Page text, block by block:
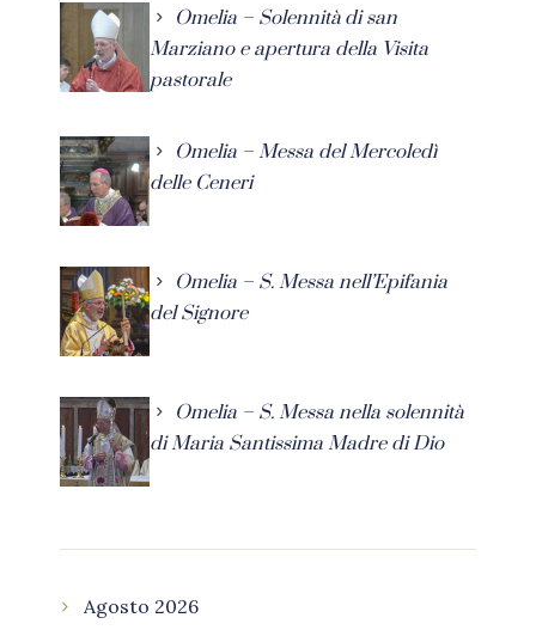
Omelia – Solennità di san
Marziano e apertura della Visita
pastorale
Omelia – Messa del Mercoledì
delle Ceneri
Omelia – S. Messa nell’Epifania
del Signore
Omelia – S. Messa nella solennità
di Maria Santissima Madre di Dio
Agosto 2026